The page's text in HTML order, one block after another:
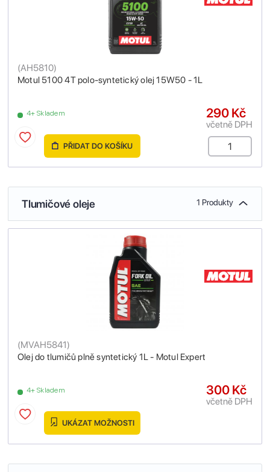
Motul 5100 4T polo-syntetický olej 15W50 - 1L
(AH5810)
4+ Skladem 290 Kč
včetně DPH
PŘIDAT DO KOŠÍKU
Tlumičové oleje 1 Produkty
Olej do tlumičů plně syntetický 1L - Motul Expert
(MVAH5841)
4+ Skladem 300 Kč
včetně DPH
UKÁZAT MOŽNOSTI